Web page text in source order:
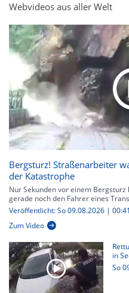
Webvideos aus aller Welt
Bergsturz! Straßenarbeiter
der Katastrophe
Nur Sekunden vor einem
gerade noch den Fahrer eines
Veröffentlicht: So 09.08.2026 |
Zum Video
in
So